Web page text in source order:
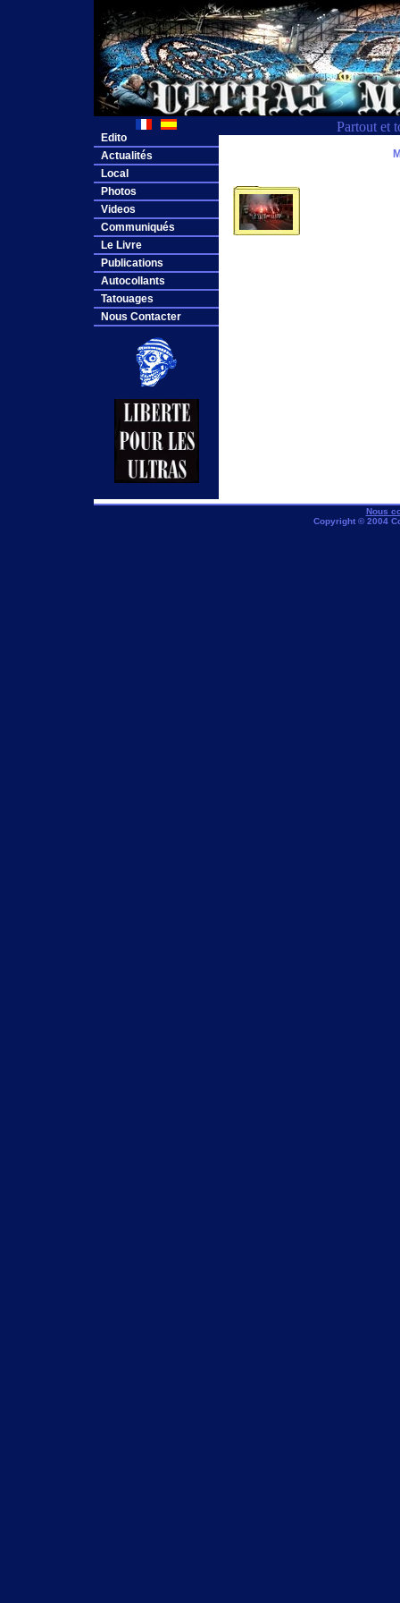
Partout et
Edito
Actualités
Local
Photos
Videos
Communiqués
Le Livre
Publications
Autocollants
Tatouages
Nous Contacter
Nous
Copyright © 2004